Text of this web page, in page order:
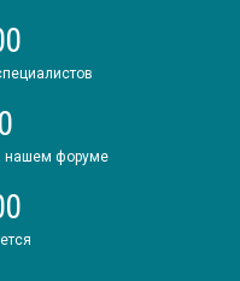
нашем форуме